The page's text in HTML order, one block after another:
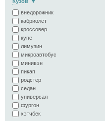
внедорожник
кабриолет
кроссовер
купе
лимузин
микроавтобус
минивэн
пикап
родстер
седан
универсал
фургон
хэтчбек